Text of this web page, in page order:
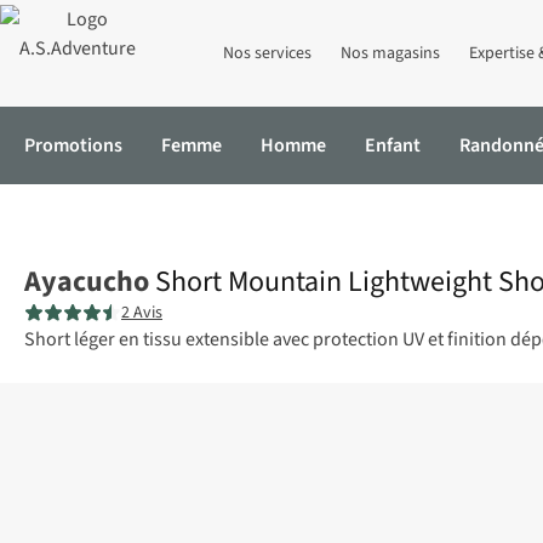
Nos services Nos magasins Expertise
Promotions Femme Homme Enfant
AyacuchoShort Mountain Lightweight
2 Avis
Short léger en tissu extensible avec protection UV et finition